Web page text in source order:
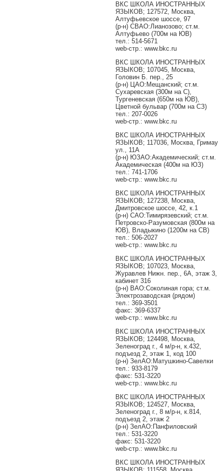
ВКС ШКОЛА ИНОСТРАННЫХ
ЯЗЫКОВ; 127572, Москва,
Алтуфьевское шоссе, 97
(р-н) СВАО:Лианозово; ст.м.
Алтуфьево (700м на ЮВ)
тел.: 514-5671
web-стр.: www.bkc.ru
ВКС ШКОЛА ИНОСТРАННЫХ
ЯЗЫКОВ; 107045, Москва,
Головин Б. пер., 25
(р-н) ЦАО:Мещанский; ст.м.
Сухаревская (300м на С),
Тургеневская (650м на ЮВ),
Цветной бульвар (700м на СЗ)
тел.: 207-0026
web-стр.: www.bkc.ru
ВКС ШКОЛА ИНОСТРАННЫХ
ЯЗЫКОВ; 117036, Москва, Гримау
ул., 11А
(р-н) ЮЗАО:Академический; ст.м.
Академическая (400м на ЮЗ)
тел.: 741-1706
web-стр.: www.bkc.ru
ВКС ШКОЛА ИНОСТРАННЫХ
ЯЗЫКОВ; 127238, Москва,
Дмитровское шоссе, 42, к.1
(р-н) САО:Тимирязевский; ст.м.
Петровско-Разумовская (800м на
ЮВ), Владыкино (1200м на СВ)
тел.: 506-2027
web-стр.: www.bkc.ru
ВКС ШКОЛА ИНОСТРАННЫХ
ЯЗЫКОВ; 107023, Москва,
Журавлев Нижн. пер., 6А, этаж 3,
кабинет 316
(р-н) ВАО:Соколиная гора; ст.м.
Электрозаводская (рядом)
тел.: 369-3501
факс: 369-6337
web-стр.: www.bkc.ru
ВКС ШКОЛА ИНОСТРАННЫХ
ЯЗЫКОВ; 124498, Москва,
Зеленоград г., 4 м/р-н, к.432,
подъезд 2, этаж 1, код 100
(р-н) ЗелАО:Матушкино-Савелки
тел.: 933-8179
факс: 531-3220
web-стр.: www.bkc.ru
ВКС ШКОЛА ИНОСТРАННЫХ
ЯЗЫКОВ; 124527, Москва,
Зеленоград г., 8 м/р-н, к.814,
подъезд 2, этаж 2
(р-н) ЗелАО:Панфиловский
тел.: 531-3220
факс: 531-3220
web-стр.: www.bkc.ru
ВКС ШКОЛА ИНОСТРАННЫХ